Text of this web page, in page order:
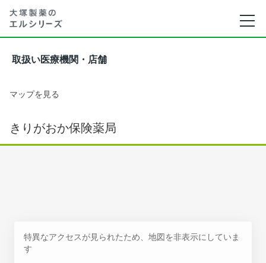
取扱い医療機関・店舗
マップを見る
きりがおか保険薬局
特異なアクセスが見られたため、地図を非表示にしていま
す